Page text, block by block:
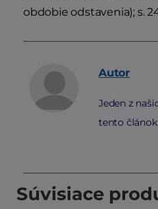
obdobie odstavenia); s.
Autor
Jeden z
tento článok
Súvisiace